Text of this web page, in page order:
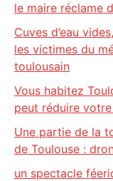
le maire réclame
Cuves d’eau
les victimes du
toulousain
Vous habitez
peut réduire votre
Une partie de la
de Toulouse :
un spectacle